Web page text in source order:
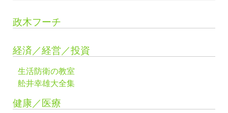
政木フーチ
経済／経営／投資
生活防衛の教室
舩井幸雄大全集
健康／医療